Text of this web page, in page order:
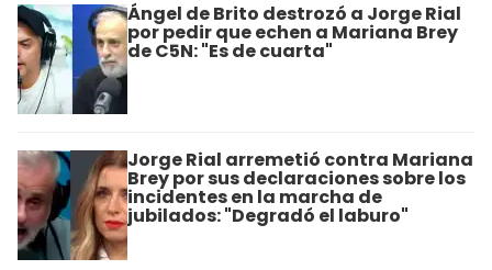
Ángel de Brito destrozó a Jorge Rial
por pedir que echen a Mariana Brey
de C5N: "Es de cuarta"
Jorge Rial arremetió contra Mariana
Brey por sus declaraciones sobre los
incidentes en la marcha de
jubilados: "Degradó el laburo"